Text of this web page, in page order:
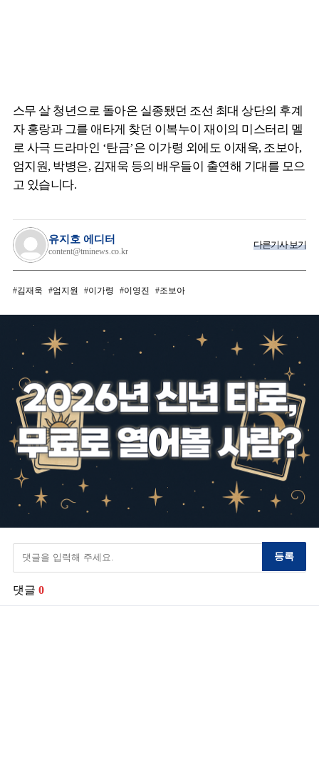
스무 살 청년으로 돌아온 실종됐던 조선 최대 상단의 후계
자 홍랑과 그를 애타게 찾던 이복누이 재이의 미스터리 멜
로 사극 드라마인 ‘탄금’은 이가령 외에도 이재욱, 조보아,
엄지원, 박병은, 김재욱 등의 배우들이 출연해 기대를 모으
고 있습니다.
유지호 에디터
content@tminews.co.kr
다른기사 보기
김재욱 엄지원 이가령 이영진 조보아
등록
댓글 0